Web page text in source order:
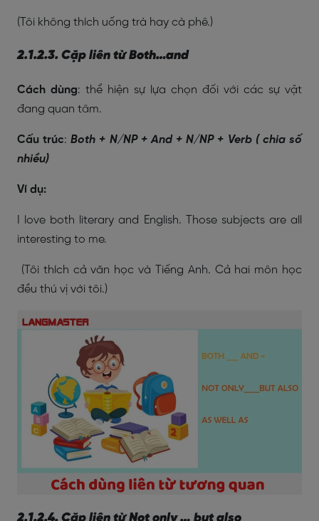
(Tôi không thích uống trà hay cà phê.)
2.1.2.3. Cặp liên từ Both…and
Cách dùng: thể hiện sự lựa chọn đối với các sự vật
đang quan tâm.
Cấu trúc:Both + N/NP + And + N/NP + Verb ( chia số
nhiều)
Ví dụ:
I love both literary and English. Those subjects are all
interesting to me.
(Tôi thích cả văn học và Tiếng Anh. Cả hai môn học
đều thú vị với tôi.)